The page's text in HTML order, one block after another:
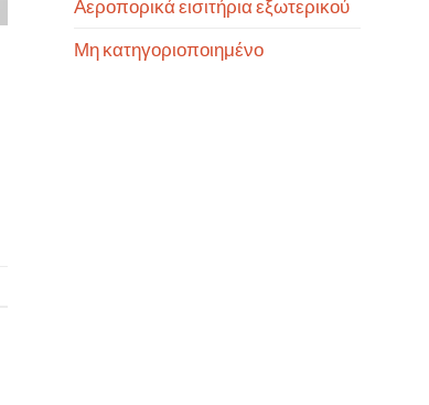
Αεροπορικά εισιτήρια εξωτερικού
Μη κατηγοριοποιημένο